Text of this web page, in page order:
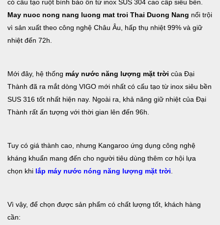
có cấu tạo ruột bình bảo ôn từ inox SUS 304 cao cấp siêu bền.
May nuoc nong nang luong mat troi Thai Duong Nang nổi trội
vì sản xuất theo công nghệ Châu Âu, hấp thụ nhiệt 99% và giữ
nhiệt đến 72h.
Mới đây, hệ thống máy nước năng lượng mặt trời của Đại
Thành đã ra mắt dòng VIGO mới nhất có cấu tạo từ inox siêu bền
SUS 316 tốt nhất hiện nay. Ngoài ra, khả năng giữ nhiệt của Đại
Thành rất ấn tượng với thời gian lên đến 96h.
Tuy có giá thành cao, nhưng Kangaroo ứng dụng công nghệ
kháng khuẩn mang đến cho người tiêu dùng thêm cơ hội lựa
chọn khi lắp máy nước nóng năng lượng mặt trời
Vì vậy, để chọn được sản phẩm có chất lượng tốt, khách hàng
cần: